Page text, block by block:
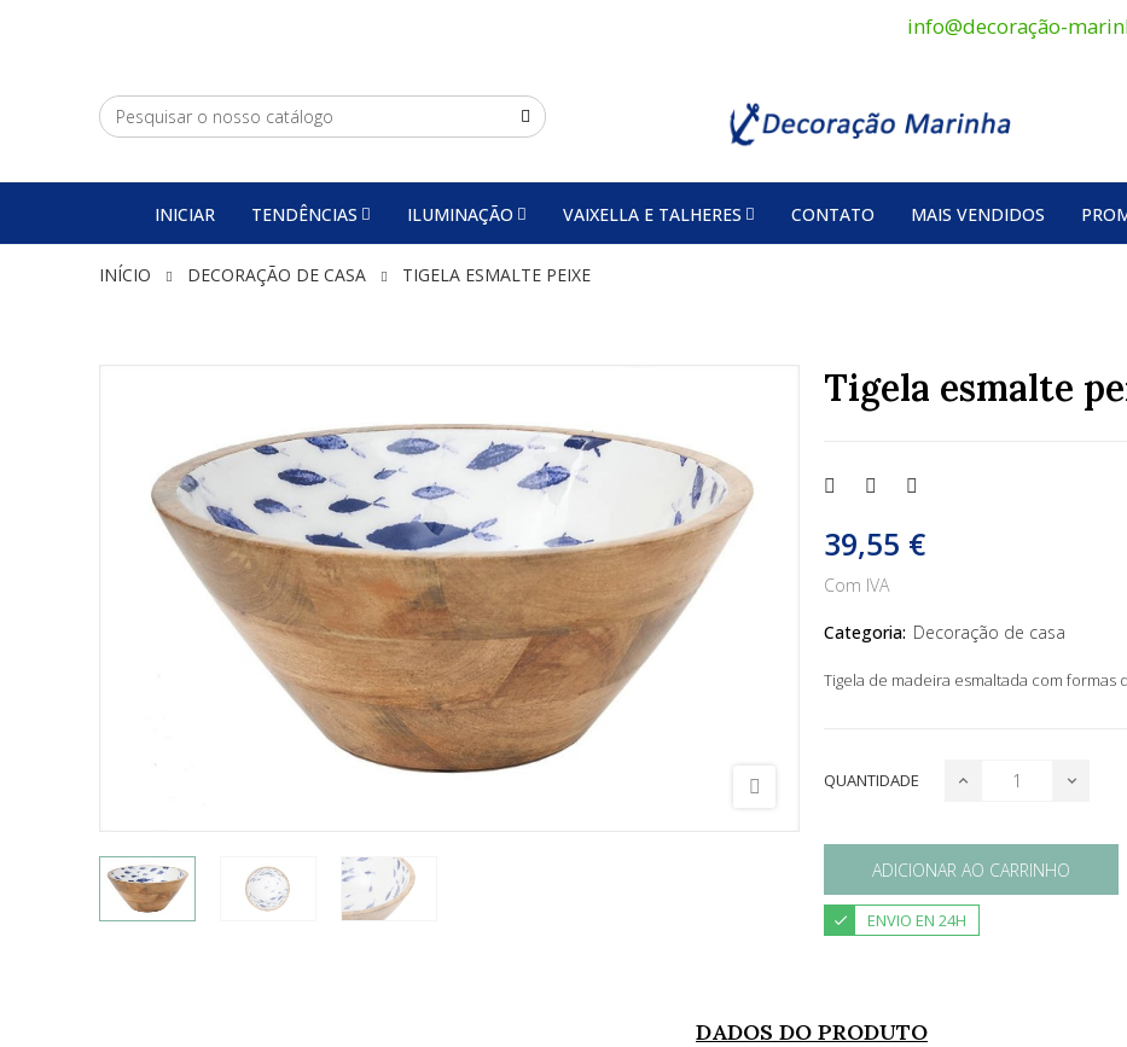
info@decoração-
INICIAR TENDÊNCIAS ILUMINAÇÃO VAIXELLA E TALHERES CONTATO MAIS VENDIDOS
INÍCIO DECORAÇÃO DE CASA TIGELA ESMALTE PEIXE
Tigela esmalte
39,55 €
Com IVA
Categoria: Decoração de casa
Tigela de madeira esmaltada com formas
QUANTIDADE
ADICIONAR AO CARRINHO
ENVIO EN 24H
DADOS DO PRODUTO